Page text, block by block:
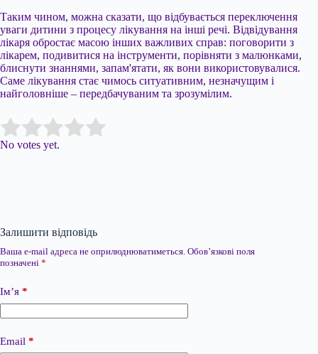
Таким чином, можна сказати, що відбувається переключення
уваги дитини з процесу лікування на інші речі. Відвідування
лікаря обростає масою інших важливих справ: поговорити з
лікарем, подивитися на інструменти, порівняти з малюнками,
блиснути знаннями, запам'ятати, як вони використовувалися.
Саме лікування стає чимось ситуативним, незначущим і
найголовніше – передбачуваним та зрозумілим.
Rate this item:
No votes yet.
Залишити відповідь
Ваша e-mail адреса не оприлюднюватиметься. Обов’язкові поля
позначені *
Ім’я *
Email *